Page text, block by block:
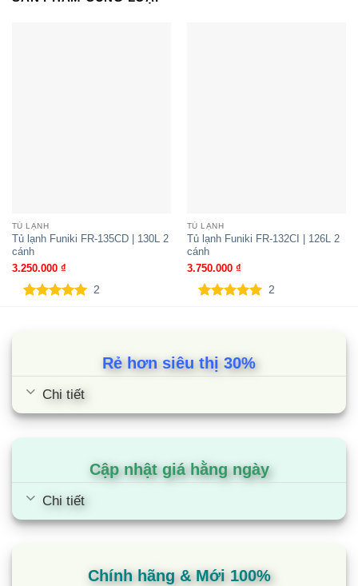
TỦ LẠNH
Tủ lạnh Funiki FR-135CD | 130L 2
cánh
3.250.000 ₫
2
TỦ LẠNH
Tủ lạnh Funiki FR-132CI | 126L 2
cánh
3.750.000 ₫
2
Rẻ hơn siêu thị 30%
Chi tiết
Cập nhật giá hằng ngày
Chi tiết
Chính hãng & Mới 100%